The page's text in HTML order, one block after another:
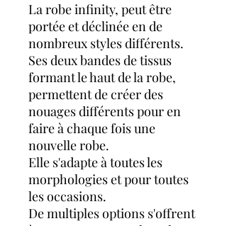
La robe infinity, peut être
portée et déclinée en de
nombreux styles différents.
Ses deux bandes de tissus
formant le haut de la robe,
permettent de créer des
nouages différents pour en
faire à chaque fois une
nouvelle robe.
Elle s'adapte à toutes les
morphologies et pour toutes
les occasions.
De multiples options s'offrent